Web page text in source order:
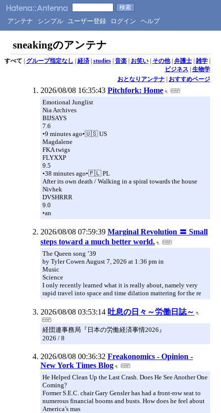
アンテナ シンプル ユーザー登録 ログイン ヘルプ
sneakingのアンテナ
すべて | グループ指定なし | 経済| studies| 音楽| お笑い| その他| 弁護士| 雑学|
ビジネス | 生物学
おとなりアンテナ| おすすめページ
2026/08/08 16:35:43 Pitchfork: Home
Emotional Junglist
Nia Archives
BIJSAYS
7.6
•9 minutes ago•🇺🇸 US
Magdalene
FKA twigs
FLYXXP
9.5
•38 minutes ago•🇵🇱 PL
After its own death / Walking in a spiral towards the house
Nivhek
DVSHRRR
9.0
•an
2026/08/08 07:59:39 Marginal Revolution 〓 Small
steps toward a much better world.
The Queen song ’39
by Tyler Cowen August 7, 2026 at 1:36 pm in
Music
Science
I only recently learned what it is really about, namely very
rapid travel into space and time dilation mattering for the re
2026/08/08 03:53:14 吐息の日々～労働日誌～
経団連事務局『日本の労働経済事情2026』
2026 / 8
2026/08/08 00:36:32 Freakonomics - Opinion -
New York Times Blog
He Helped Clean Up the Last Crash. Does He See Another One
Coming?
Former S.E.C. chair Gary Gensler has had a front-row seat to
numerous financial booms and busts. How does he feel about
America’s mas